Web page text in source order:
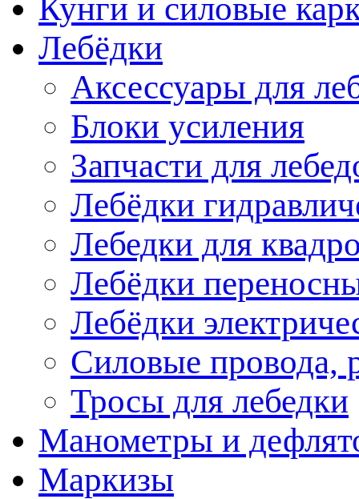
Кунги и силовые
Лебёдки
Аксессуары для
Блоки усиления
Запчасти для
Лебёдки
Лебедки для
Лебёдки
Лебёдки
Силовые провода,
Тросы для лебедки
Манометры и
Маркизы